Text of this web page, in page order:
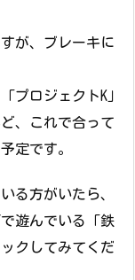
が、ブレーキに
プロジェクトK」
、これで合って
定です。
る方がいたら、
遊んでいる「鉄
クしてみてくだ